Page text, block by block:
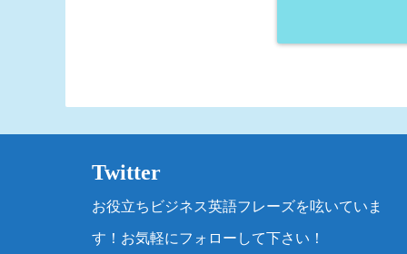
Twitter
お役立ちビジネス英語フレーズを呟いていま
す！お気軽にフォローして下さい！